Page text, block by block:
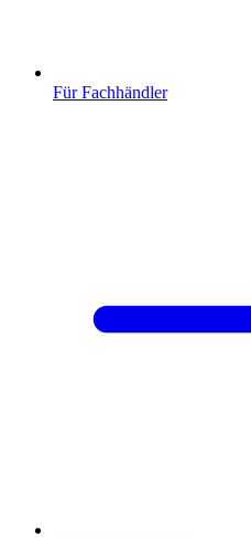
Für Fachhändler